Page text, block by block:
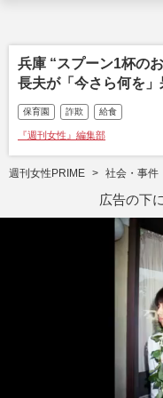
兵庫 “スプーン1杯の
長夫が「今さら何を
保育園 詐欺 給食
『週刊女性』編集部
週刊女性PRIME 社会・事件
広告の下